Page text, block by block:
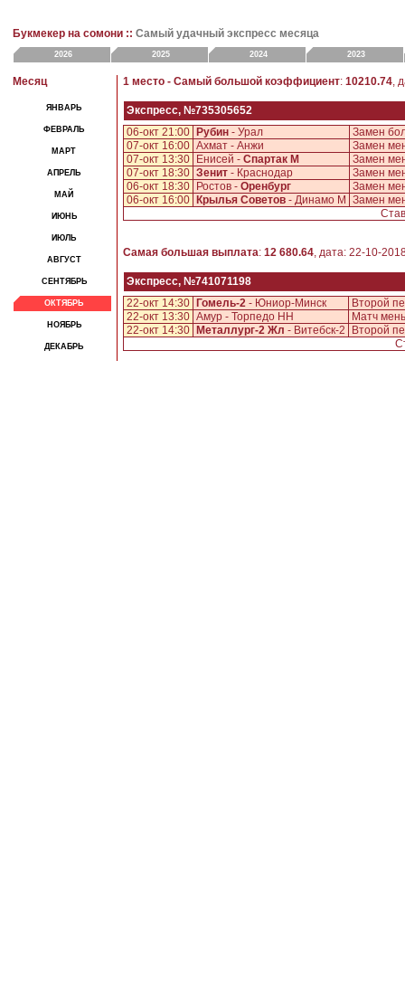
Букмекер на сомони :: Самый удачный экспресс месяца
2026 2025 2024 2023
Месяц
ЯНВАРЬ
ФЕВРАЛЬ
МАРТ
АПРЕЛЬ
МАЙ
ИЮНЬ
ИЮЛЬ
АВГУСТ
СЕНТЯБРЬ
ОКТЯБРЬ
НОЯБРЬ
ДЕКАБРЬ
1 место - Самый большой коэффициент: 10210.74,
Экспресс, №735305652
06-окт 21:00
Рубин - Урал
Замен
07-окт 16:00 Ахмат - Анжи
Замен
07-окт 13:30
Енисей - Спартак М
Замен
07-окт 18:30 Зенит - Краснодар
Замен
06-окт 18:30
Ростов - Оренбург
Замен
06-окт 16:00
Крылья Советов - Динамо М
Замен
Самая большая выплата: 12 680.64, дата: 22-10-
Экспресс, №741071198
22-окт 14:30
Гомель-2 - Юниор-Минск
Второй
22-окт 13:30 Амур - Торпедо НН
Матч
22-окт 14:30
Металлург-2 Жл - Витебск-2
Второй